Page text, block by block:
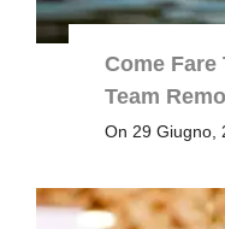
Come
Team
On 29 Giugno,